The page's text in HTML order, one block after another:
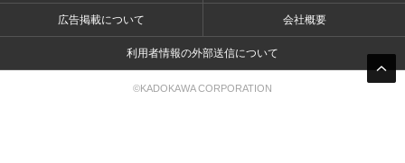
広告掲載について 会社概要
利用者情報の外部送信について
©KADOKAWA CORPORATION